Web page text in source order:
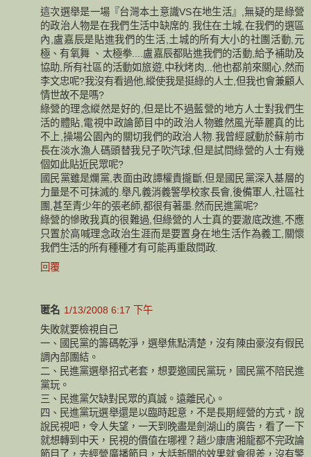
這次選舉是一場『台灣本土意識VS在地生活』,無疑的是綠營
的政治人物是在我們生活中缺席的.我住在土城,在我們的選區
內,盧嘉辰是貼進我們的生活,土城的所有大小的社團活動,元
極、有氧舞 、太極拳....盧嘉辰都貼進我們的活動,給予補助及
協助,所有社區的活動如旅遊,中秋烤肉,..他也都前來關心,然而
李文忠呢?我沒有看過他,縱使我是挺綠的人士,但我也會兼顧人
情世故不是嗎?
綠營的理念縱然是好的,但是比不過藍營的地方人士對我們生
活的體貼,電視中政論節目中的政治人物雖然風光華麗真的比
不上,操場公園內的關切我們的政治人物.我曾經感動於蘇前市
長在淡水漁人碼頭替我兒子吹汽球,但是試問綠營的人士有幾
個如此貼近民眾呢?
國民黨雖是爛黨,表面由政譚權貴攏斷,但是國民黨深入基層的
力量是不可抺滅的.舉凡義消義警學校家長會,後備軍人,社區社
團,甚至青少年的張老師,都很有著墨.然而民進黨呢?
綠營的慘敗我真的很難過,但綠營的人士真的要澈底改進,不應
只置於高喊理念政治生涯而是要置身在地生活作為義工,關懷
我們生活的所有種種才有可能再重啟問政.
回覆
匿名 1/13/2008 6:17 下午
失敗就要檢視自己
一、國民黨的籌碼乾淨，選舉焦點清楚，沒有陳由豪沒有假民
調內部團結。
二、民進黨選舉招式老套，想要邀國民黨玩，國民黨不陪民進
黨玩。
三、民進黨欠缺對民眾的真誠。遠離民心。
四、民進黨玩選舉還是以臨時起意，不是長期經營的方式，說
說民視吧，令人失望，一天到晚盡是劍湖山的廣告，看了一下
就想轉到中天，民視的價值在哪裡？趙少康唐湘龍都不完政論
節目了，去經營廣播節目，大話新聞的效果就會很差，沒有警